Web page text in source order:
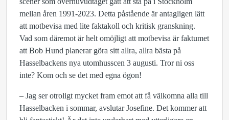
mellan åren 1991-2023. Detta påstående är antagligen lätt
att motbevisa med lite faktakoll och kritisk granskning.
Vad som däremot är helt omöjligt att motbevisa är faktumet
att Bob Hund planerar göra sitt allra, allra bästa på
Hasselbackens nya utomhusscen 3 augusti. Tror ni oss
inte? Kom och se det med egna ögon!
– Jag ser otroligt mycket fram emot att få välkomna alla till
Hasselbacken i sommar, avslutar Josefine. Det kommer att